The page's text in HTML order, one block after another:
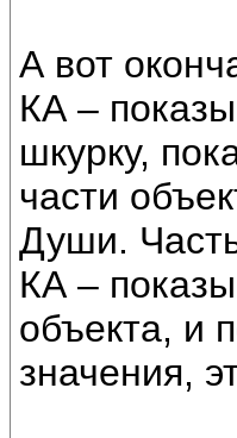
А вот
КА –
шкурку,
части
Души.
КА –
объекта, и
значения,